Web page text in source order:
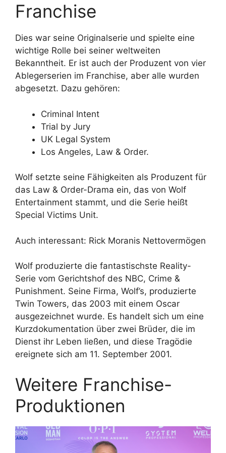
Franchise
Dies war seine Originalserie und spielte eine
wichtige Rolle bei seiner weltweiten
Bekanntheit. Er ist auch der Produzent von vier
Ablegerserien im Franchise, aber alle wurden
abgesetzt. Dazu gehören:
Criminal Intent
Trial by Jury
UK Legal System
Los Angeles, Law & Order.
Wolf setzte seine Fähigkeiten als Produzent für
das Law & Order-Drama ein, das von Wolf
Entertainment stammt, und die Serie heißt
Special Victims Unit.
Auch interessant: Rick Moranis Nettovermögen
Wolf produzierte die fantastischste Reality-
Serie vom Gerichtshof des NBC, Crime &
Punishment. Seine Firma, Wolf’s, produzierte
Twin Towers, das 2003 mit einem Oscar
ausgezeichnet wurde. Es handelt sich um eine
Kurzdokumentation über zwei Brüder, die im
Dienst ihr Leben ließen, und diese Tragödie
ereignete sich am 11. September 2001.
Weitere Franchise-
Produktionen